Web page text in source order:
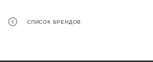
СПИСОК БРЕНДОВ